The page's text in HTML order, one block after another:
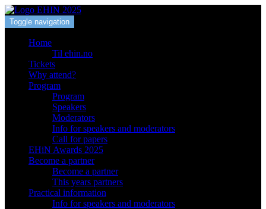
Toggle navigation
Home
Til ehin.no
Tickets
Why attend?
Program
Program
Speakers
Moderators
Info for speakers and moderators
Call for papers
EHiN Awards 2025
Become a partner
Become a partner
This years partners
Practical information
Info for speakers and moderators